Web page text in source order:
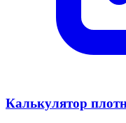
Калькулятор